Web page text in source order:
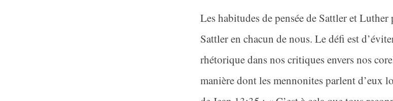
Les habitudes de pensée de Sattler et
Sattler en chacun de nous. Le défi est
rhétorique dans nos critiques envers nos
manière dont les mennonites parlent d’eux